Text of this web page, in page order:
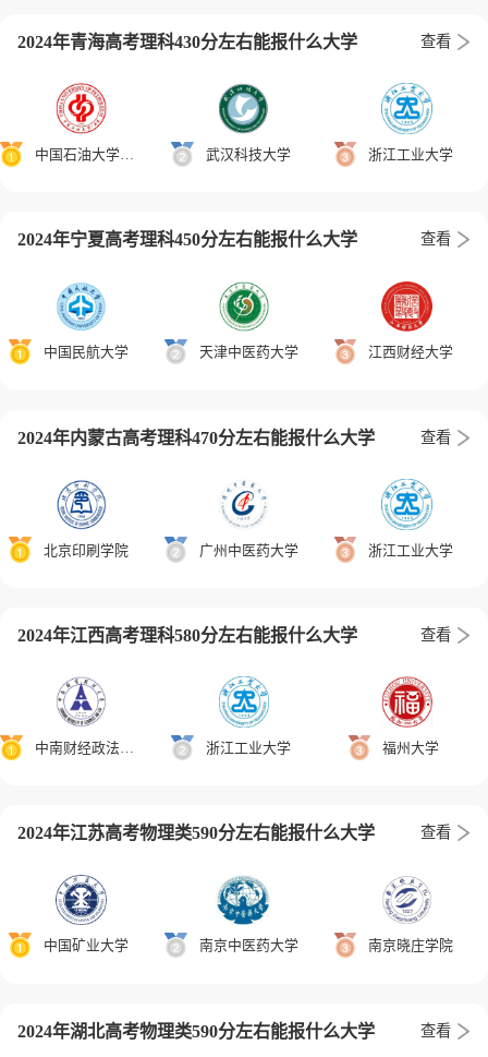
2024年青海高考理科430分左右能报什么大学 查看
中国石油大学（北京） 武汉科技大学 浙江工业大学
2024年宁夏高考理科450分左右能报什么大学 查看
中国民航大学 天津中医药大学 江西财经大学
2024年内蒙古高考理科470分左右能报什么大学 查看
北京印刷学院 广州中医药大学 浙江工业大学
2024年江西高考理科580分左右能报什么大学 查看
中南财经政法大学 浙江工业大学 福州大学
2024年江苏高考物理类590分左右能报什么大学 查看
中国矿业大学 南京中医药大学 南京晓庄学院
2024年湖北高考物理类590分左右能报什么大学 查看